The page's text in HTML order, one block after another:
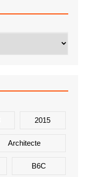
2015
Architecte
B6C